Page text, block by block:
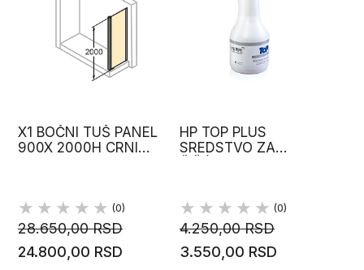
X1 BOČNI TUŠ PANEL
900X 2000H CRNI
(0)
28.650,00 RSD
24.800,00 RSD
HP TOP PLUS
SREDSTVO ZA
(0)
4.250,00 RSD
3.550,00 RSD